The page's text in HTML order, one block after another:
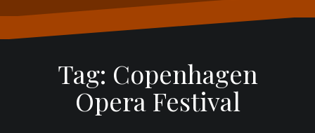
Tag: Copenhagen
Opera Festival